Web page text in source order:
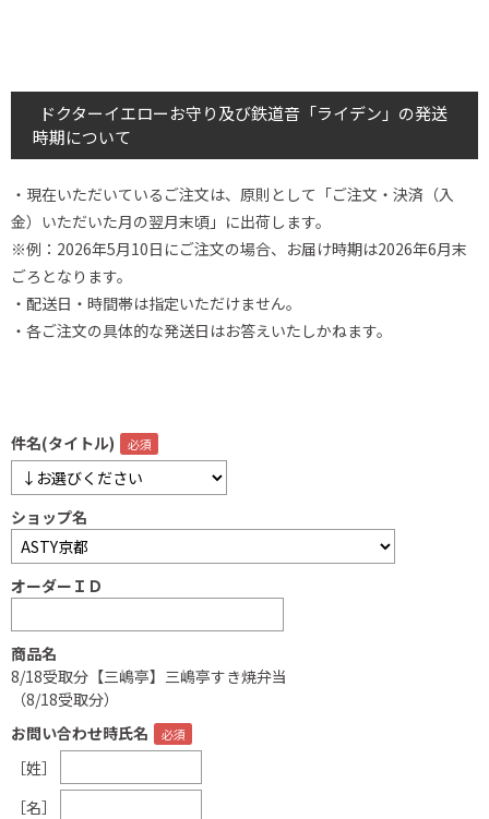
ドクターイエローお守り及び鉄道音「ライデン」の発送
時期について
・現在いただいているご注文は、原則として「ご注文・決済（入
金）いただいた月の翌月末頃」に出荷します。
※例：2026年5月10日にご注文の場合、お届け時期は2026年6月末
ごろとなります。
・配送日・時間帯は指定いただけません。
・各ご注文の具体的な発送日はお答えいたしかねます。
件名(タイトル)
ショップ名
オーダーＩＤ
商品名
8/18受取分【三嶋亭】三嶋亭すき焼弁当
（8/18受取分）
お問い合わせ時氏名
［姓］
［名］